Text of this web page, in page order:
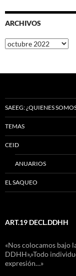
ARCHIVOS
Archivos
SAEEG: ¿QUIENES
TEMAS
CEID
ANUARIOS
EL SAQUEO
ART.19 DECL.DDHH
«Nos colocamos bajo
DDHH»,»Todo
expresión…»